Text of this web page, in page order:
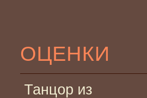
ОЦЕНКИ
Танцор из